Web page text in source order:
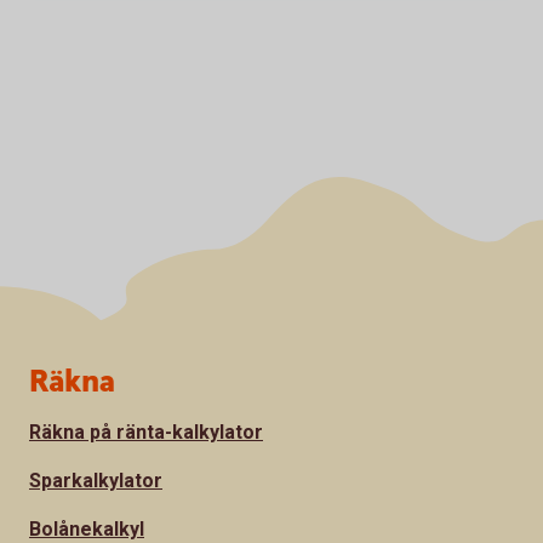
Sidfot
Räkna
Räkna på ränta-kalkylator
Sparkalkylator
Bolånekalkyl